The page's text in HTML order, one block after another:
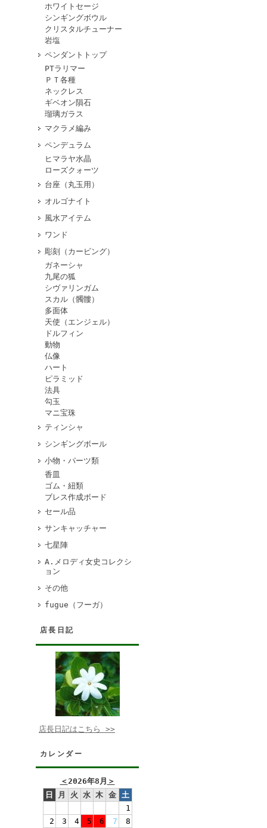
ホワイトセージ
シンギングボウル
クリスタルチューナー
岩塩
ペンダントトップ
PTラリマー
ＰＴ各種
ネックレス
ギベオン隕石
瑠璃ガラス
マクラメ編み
ペンデュラム
ヒマラヤ水晶
ローズクォーツ
台座（丸玉用）
オルゴナイト
風水アイテム
ワンド
彫刻（カービング）
ガネーシャ
九尾の狐
シヴァリンガム
スカル（髑髏）
多面体
天使（エンジェル）
ドルフィン
動物
仏像
ハート
ピラミッド
法具
勾玉
マニ宝珠
ティンシャ
シンギングボール
小物・パーツ類
香皿
ゴム・紐類
ブレス作成ボード
セール品
サンキャッチャー
七星陣
A.メロディ女史コレクシ
ョン
その他
fugue（フーガ）
店長日記
店長日記はこちら >>
カレンダー
＜2026年8月 ＞
日
月 火 水 木 金
土
1
2
3 4 5 6 7 8